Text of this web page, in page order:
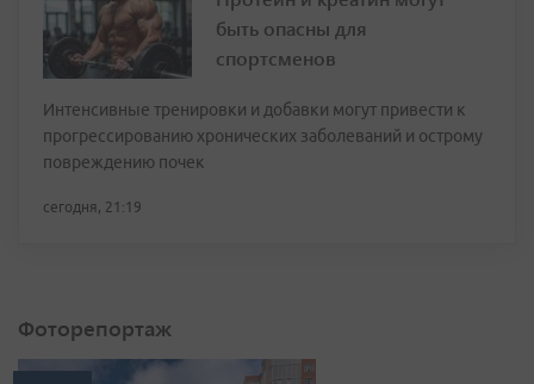
быть опасны для
спортсменов
Интенсивные тренировки и добавки могут привести к
прогрессированию хронических заболеваний и острому
повреждению почек
сегодня, 21:19
Фоторепортаж